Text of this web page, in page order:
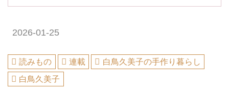
2026-01-25
読みもの 連載
白鳥久美子の手作り暮らし
白鳥久美子